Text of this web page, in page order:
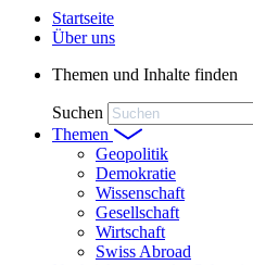
Startseite
Über uns
Themen und Inhalte finden
Suchen
Themen
Geopolitik
Demokratie
Wissenschaft
Gesellschaft
Wirtschaft
Swiss Abroad